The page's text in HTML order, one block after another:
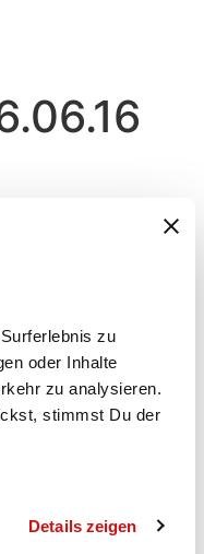
zu
oder Inhalte
zu analysieren.
stimmst Du der
Details zeigen
Verbesserung d.